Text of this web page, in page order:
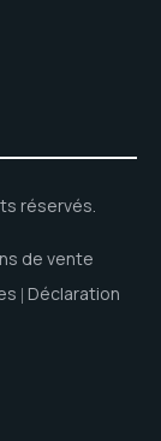
réservés.
de vente
Déclaration